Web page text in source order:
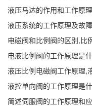
液压马达的作用和工作原
液压系统的工作原理及故
电磁阀和比例阀的区别,比
电液比例阀的工作原理是
液压比例电磁阀工作原理,
液控单向阀的工作原理是
简述伺服阀的工作原理和